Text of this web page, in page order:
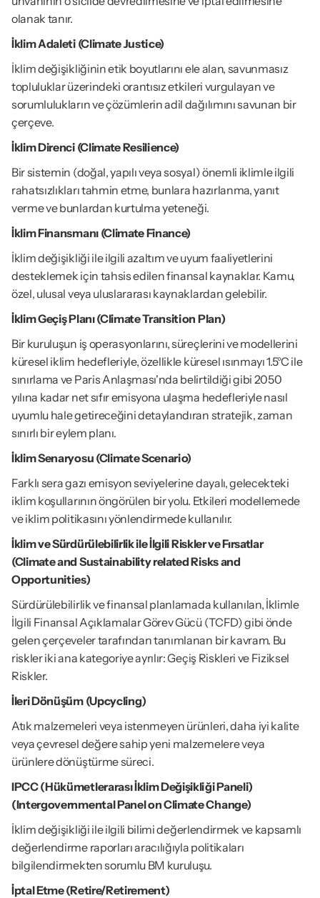
olanak tanır.
İklim Adaleti (Climate Justice)
İklim değişikliğinin etik boyutlarını ele alan, savunmasız
topluluklar üzerindeki orantısız etkileri vurgulayan ve
sorumlulukların ve çözümlerin adil dağılımını savunan bir
çerçeve.
İklim Direnci (Climate Resilience)
Bir sistemin (doğal, yapılı veya sosyal) önemli iklimle ilgili
rahatsızlıkları tahmin etme, bunlara hazırlanma, yanıt
verme ve bunlardan kurtulma yeteneği.
İklim Finansmanı (Climate Finance)
İklim değişikliği ile ilgili azaltım ve uyum faaliyetlerini
desteklemek için tahsis edilen finansal kaynaklar. Kamu,
özel, ulusal veya uluslararası kaynaklardan gelebilir.
İklim Geçiş Planı (Climate Transition Plan)
Bir kuruluşun iş operasyonlarını, süreçlerini ve modellerini
küresel iklim hedefleriyle, özellikle küresel ısınmayı 1.5°C ile
sınırlama ve Paris Anlaşması'nda belirtildiği gibi 2050
yılına kadar net sıfır emisyona ulaşma hedefleriyle nasıl
uyumlu hale getireceğini detaylandıran stratejik, zaman
sınırlı bir eylem planı.
İklim Senaryosu (Climate Scenario)
Farklı sera gazı emisyon seviyelerine dayalı, gelecekteki
iklim koşullarının öngörülen bir yolu. Etkileri modellemede
ve iklim politikasını yönlendirmede kullanılır.
İklim ve Sürdürülebilirlik ile İlgili Riskler ve Fırsatlar
(Climate and Sustainability related Risks and
Opportunities)
Sürdürülebilirlik ve finansal planlamada kullanılan, İklimle
İlgili Finansal Açıklamalar Görev Gücü (TCFD) gibi önde
gelen çerçeveler tarafından tanımlanan bir kavram. Bu
riskler iki ana kategoriye ayrılır: Geçiş Riskleri ve Fiziksel
Riskler.
İleri Dönüşüm (Upcycling)
Atık malzemeleri veya istenmeyen ürünleri, daha iyi kalite
veya çevresel değere sahip yeni malzemelere veya
ürünlere dönüştürme süreci.
IPCC (Hükümetlerarası İklim Değişikliği Paneli)
(Intergovernmental Panel on Climate Change)
İklim değişikliği ile ilgili bilimi değerlendirmek ve kapsamlı
değerlendirme raporları aracılığıyla politikaları
bilgilendirmekten sorumlu BM kuruluşu.
İptal Etme (Retire/Retirement)